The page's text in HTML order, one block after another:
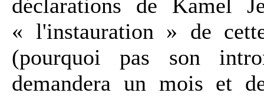
déclarations de Kamel
« l'instauration » de
(pourquoi pas son
demandera un mois et